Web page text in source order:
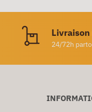
24/72h